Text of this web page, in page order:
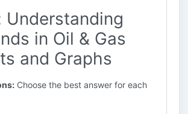
Understanding
in Oil & Gas
and Graphs
Choose the best answer for each